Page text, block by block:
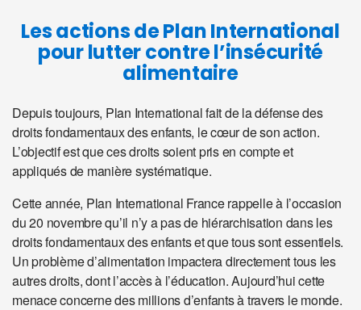
Les actions de Plan International
pour lutter contre l’insécurité
alimentaire
Depuis toujours, Plan International fait de la défense des
droits fondamentaux des enfants, le cœur de son action.
L’objectif est que ces droits soient pris en compte et
appliqués de manière systématique.
Cette année, Plan International France rappelle à l’occasion
du 20 novembre qu’il n’y a pas de hiérarchisation dans les
droits fondamentaux des enfants et que tous sont essentiels.
Un problème d’alimentation impactera directement tous les
autres droits, dont l’accès à l’éducation. Aujourd’hui cette
menace concerne des millions d’enfants à travers le monde.